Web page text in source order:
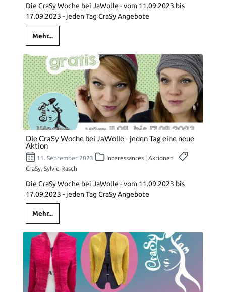
Die CraSy Woche bei JaWolle - vom 11.09.2023 bis
17.09.2023 - jeden Tag CraSy Angebote
Mehr...
Die CraSy Woche bei JaWolle - jeden Tag eine neue
Aktion
11. September 2023 Interessantes| Aktionen
CraSy Sylvie Rasch
Die CraSy Woche bei JaWolle - vom 11.09.2023 bis
17.09.2023 - jeden Tag CraSy Angebote
Mehr...